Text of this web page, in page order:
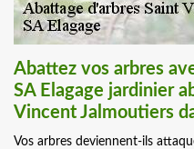
Abattez vos arbres
SA Elagage jardinier
Vincent Jalmoutiers
Vos arbres deviennent-ils